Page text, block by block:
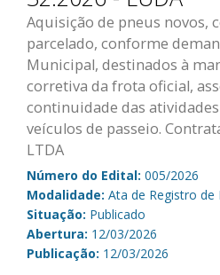
Aquisição de pneus novos,
parcelado, conforme
Municipal, destinados à
corretiva da frota oficial,
continuidade das
veículos de passeio.
LTDA
Número do Edital: 005/2026
Modalidade: Ata de Registro de
Situação: Publicado
Abertura: 12/03/2026
Publicação: 12/03/2026